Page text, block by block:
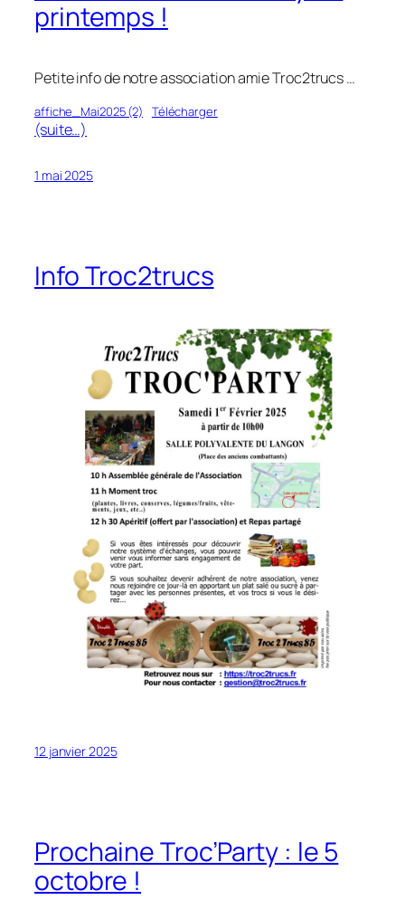
printemps !
Petite info de notre association amie Troc2trucs …
affiche_Mai2025 (2) Télécharger
(suite…)
1 mai 2025
Info Troc2trucs
12 janvier 2025
Prochaine Troc’Party : le 5
octobre !